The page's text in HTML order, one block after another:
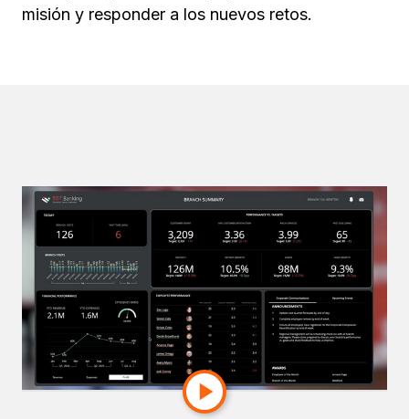
misión y responder a los nuevos retos.
Gestione el riesgo.
Aproveche la
oportunidad.
Proporcione a los directores de sucursal y
asesores las herramientas necesarias para
impulsar el crecimiento.